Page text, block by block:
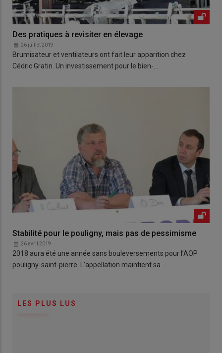
Des pratiques à revisiter en élevage
26 juillet 2019
Brumisateur et ventilateurs ont fait leur apparition chez
Cédric Gratin. Un investissement pour le bien-…
Stabilité pour le pouligny, mais pas de pessimisme
26 avril 2019
2018 aura été une année sans bouleversements pour l’AOP
pouligny-saint-pierre. L’appellation maintient sa…
LES PLUS LUS